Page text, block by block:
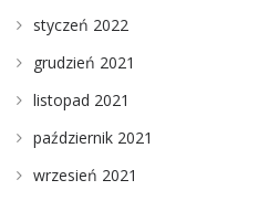
styczeń 2022
grudzień 2021
listopad 2021
październik 2021
wrzesień 2021